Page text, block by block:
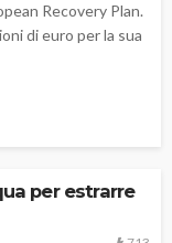
Recovery Plan.
di euro per la sua
per estrarre